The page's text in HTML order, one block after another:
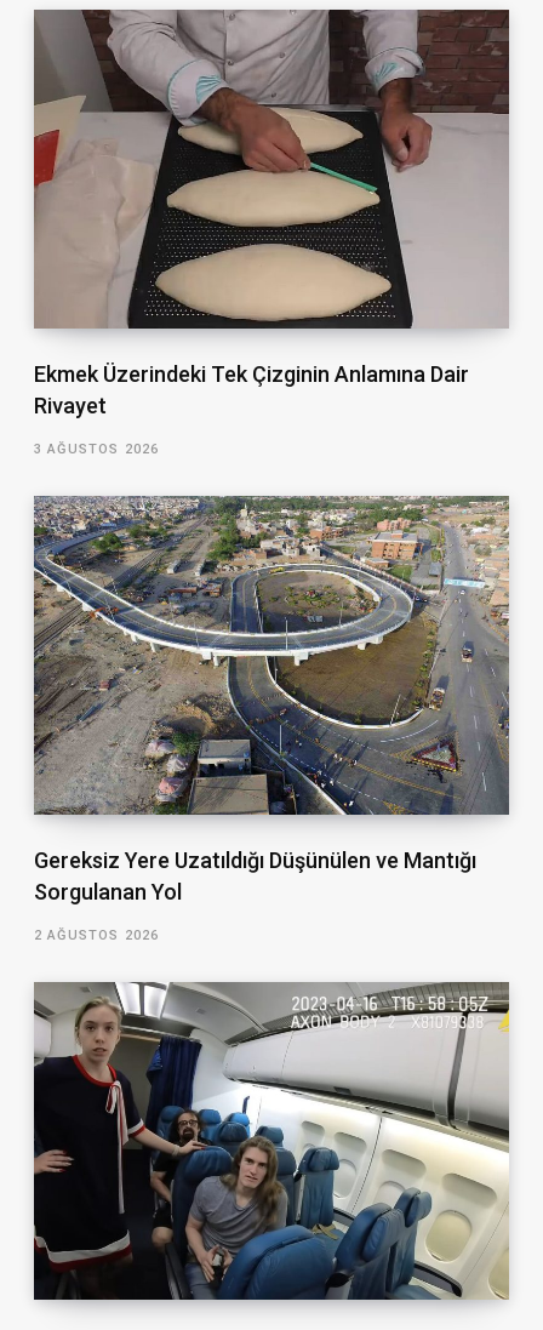
Ekmek Üzerindeki Tek Çizginin Anlamına Dair
Rivayet
3 AĞUSTOS 2026
Gereksiz Yere Uzatıldığı Düşünülen ve Mantığı
Sorgulanan Yol
2 AĞUSTOS 2026